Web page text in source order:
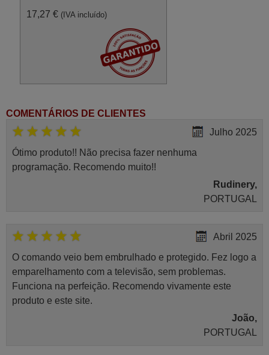
17,27 € (IVA incluído)
COMENTÁRIOS DE CLIENTES
Julho 2025
Ótimo produto!! Não precisa fazer nenhuma
programação. Recomendo muito!!
Rudinery,
PORTUGAL
Abril 2025
O comando veio bem embrulhado e protegido. Fez logo a
emparelhamento com a televisão, sem problemas.
Funciona na perfeição. Recomendo vivamente este
produto e este site.
João,
PORTUGAL